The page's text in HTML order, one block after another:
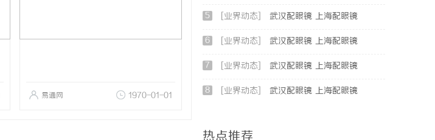
易通网 1970-01-01
5 [业界动态] 武汉配眼镜 上海配眼镜
6 [业界动态] 武汉配眼镜 上海配眼镜
7 [业界动态] 武汉配眼镜 上海配眼镜
8 [业界动态] 武汉配眼镜 上海配眼镜
热点推荐